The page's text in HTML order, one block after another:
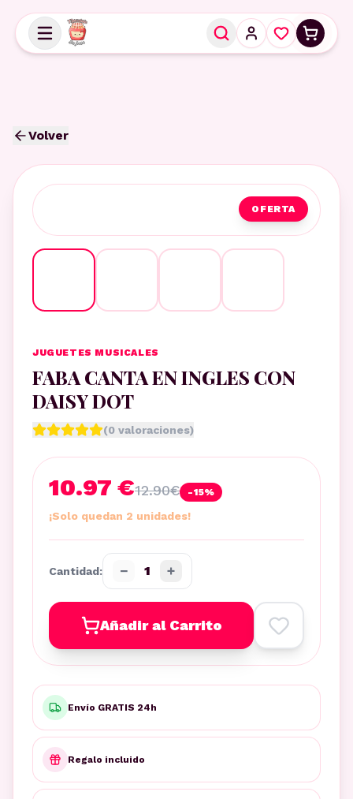
Volver
OFERTA
JUGUETES MUSICALES
FABA CANTA EN INGLES CON
DAISY DOT
(0 valoraciones)
10.97 €12.90€ -15%
¡Solo quedan 2 unidades!
Cantidad: − 1 +
Añadir al Carrito
Envío GRATIS 24h
Regalo incluido